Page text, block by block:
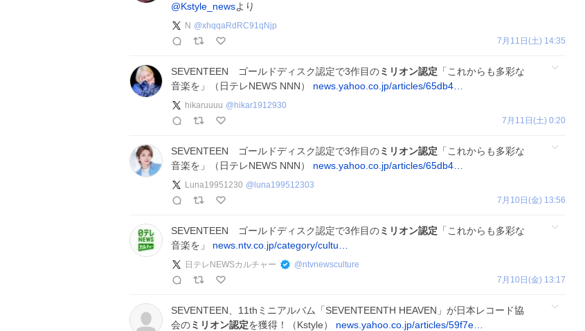
@Kstyle_newsより
N @xhqqaRdRC91qNjp
7月11日(土) 14:35
SEVENTEEN ゴールドディスク認定で3作目のミリオン認定 「これからも多彩な
音楽を」（日テレNEWS NNN） news.yahoo.co.jp/articles/65db4…
hikaruuuu @ hikar1912930
7月11日(土) 0:20
SEVENTEEN ゴールドディスク認定で3作目のミリオン認定 「これからも多彩な
音楽を」（日テレNEWS NNN） news.yahoo.co.jp/articles/65db4…
Luna19951230 @ luna199512303
7月10日(金) 13:56
SEVENTEEN ゴールドディスク認定で3作目のミリオン認定 「これからも多彩な
音楽を」 news.ntv.co.jp/category/cultu…
日テレNEWSカルチャー @ntvnewsculture
7月10日(金) 13:17
SEVENTEEN、11thミニアルバム「SEVENTEENTH HEAVEN」が日本レコード協
会のミリオン認定を獲得！（Kstyle） news.yahoo.co.jp/articles/59f7e…